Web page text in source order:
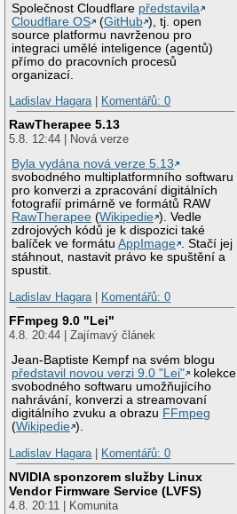
Společnost Cloudflare představila
Cloudflare OS
(GitHub ), tj. open
source platformu navrženou pro
integraci umělé inteligence (agentů)
přímo do pracovních procesů
organizací.
Ladislav Hagara| Komentářů: 0
RawTherapee 5.13
5.8. 12:44 | Nová verze
Byla vydána nová verze 5.13
svobodného multiplatformního softwaru
pro konverzi a zpracování digitálních
fotografií primárně ve formátů RAW
RawTherapee (Wikipedie ). Vedle
zdrojových kódů je k dispozici také
balíček ve formátuAppImage . Stačí jej
stáhnout, nastavit právo ke spuštění a
spustit.
Ladislav Hagara| Komentářů: 0
FFmpeg 9.0 "Lei"
4.8. 20:44 | Zajímavý článek
Jean-Baptiste Kempf na svém blogu
představil novou verzi 9.0 "Lei"
kolekce
svobodného softwaru umožňujícího
nahrávání, konverzi a streamovaní
digitálního zvuku a obrazu FFmpeg
(Wikipedie ).
Ladislav Hagara| Komentářů: 0
NVIDIA sponzorem služby Linux
Vendor Firmware Service (LVFS)
4.8. 20:11 | Komunita